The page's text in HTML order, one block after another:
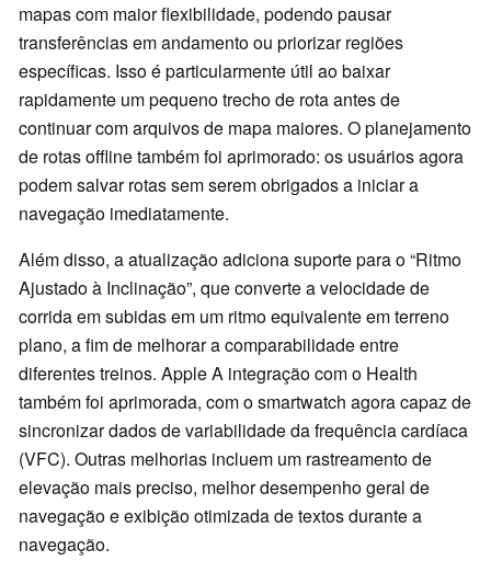
mapas com maior flexibilidade, podendo pausar
transferências em andamento ou priorizar regiões
específicas. Isso é particularmente útil ao baixar
rapidamente um pequeno trecho de rota antes de
continuar com arquivos de mapa maiores. O planejamento
de rotas offline também foi aprimorado: os usuários agora
podem salvar rotas sem serem obrigados a iniciar a
navegação imediatamente.
Além disso, a atualização adiciona suporte para o “Ritmo
Ajustado à Inclinação”, que converte a velocidade de
corrida em subidas em um ritmo equivalente em terreno
plano, a fim de melhorar a comparabilidade entre
diferentes treinos. Apple A integração com o Health
também foi aprimorada, com o smartwatch agora capaz de
sincronizar dados de variabilidade da frequência cardíaca
(VFC). Outras melhorias incluem um rastreamento de
elevação mais preciso, melhor desempenho geral de
navegação e exibição otimizada de textos durante a
navegação.